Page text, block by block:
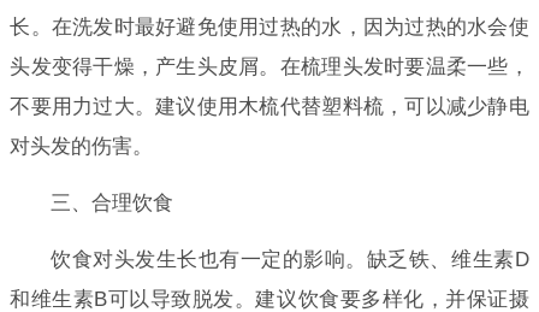
长。在洗发时最好避免使用过热的水，因为过热的水会使
头发变得干燥，产生头皮屑。在梳理头发时要温柔一些，
不要用力过大。建议使用木梳代替塑料梳，可以减少静电
对头发的伤害。
三、合理饮食
饮食对头发生长也有一定的影响。缺乏铁、维生素D
和维生素B可以导致脱发。建议饮食要多样化，并保证摄